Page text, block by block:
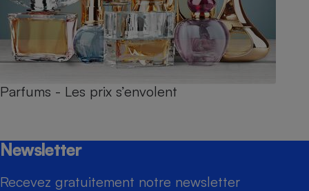
Parfums - Les prix s’envolent
Newsletter
Recevez gratuitement notre newsletter